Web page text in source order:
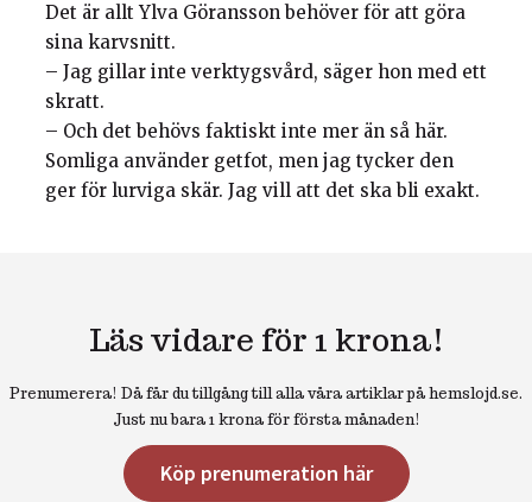
Det är allt Ylva Göransson behöver för att göra
sina karvsnitt.
– Jag gillar inte verktygsvård, säger hon med ett
skratt.
– Och det behövs faktiskt inte mer än så här.
Somliga använder getfot, men jag tycker den
ger för lurviga skär. Jag vill att det ska bli exakt.
Läs vidare för 1 krona!
Prenumerera! Då får du tillgång till alla våra artiklar på hemslojd.se.
Just nu bara 1 krona för första månaden!
Köp prenumeration här